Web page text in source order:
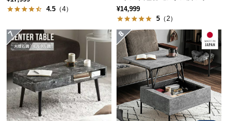
ル
つ
い
保
証
に
つ
ダイニングテーブルとして
高めに調節すればストーン調のダイニングに。ほっと一息つくティー
タイムにもぴったりです。
4.5 （4）
アレッグ 安心面取り加工
¥14,999
5 （2）